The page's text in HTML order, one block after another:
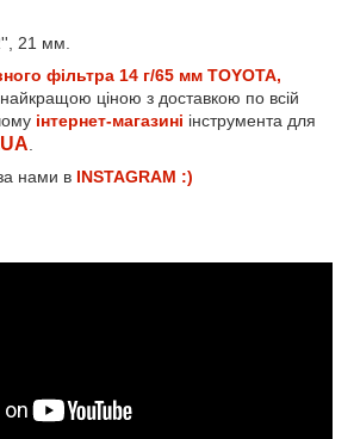
21 мм.
фільтра 14 г/65 мм TOYOTA,
ціною з доставкою по всій
інтернет-магазині інструмента для
нами в INSTAGRAM :)